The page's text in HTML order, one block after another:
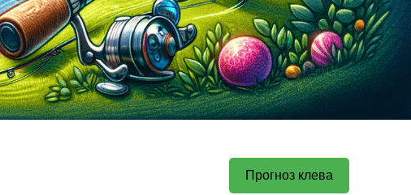
Прогноз клева